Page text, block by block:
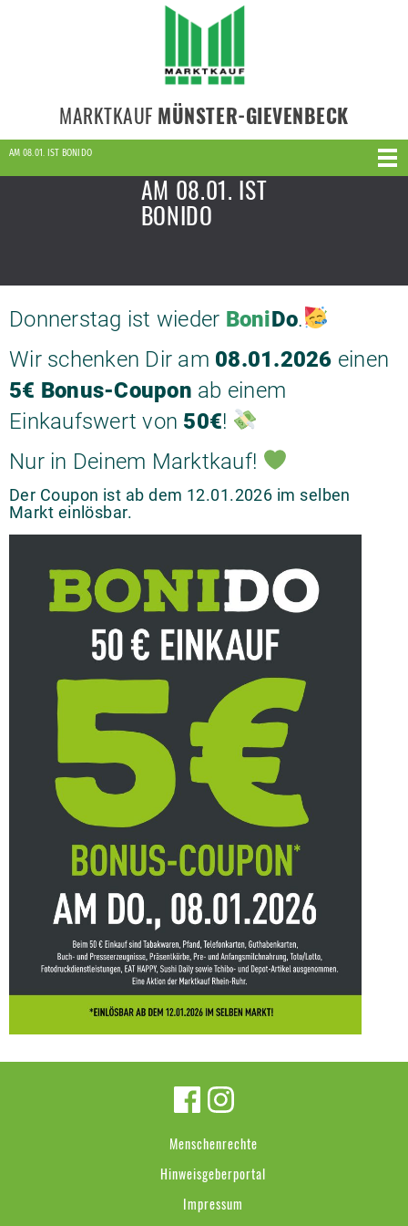
MARKTKAUF MÜNSTER-GIEVENBECK
AM 08.01. IST BONIDO
AM 08.01. IST
BONIDO
Donnerstag ist wieder BoniDo.
Wir schenken Dir am 08.01.2026 einen
5€ Bonus-Coupon ab einem
Einkaufswert von 50€!
Nur in Deinem Marktkauf!
Der Coupon ist ab dem 12.01.2026 im selben
Markt einlösbar.
Menschenrechte
Hinweisgeberportal
Impressum